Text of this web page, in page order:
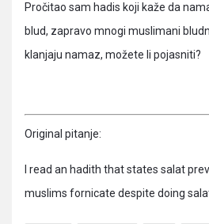
Pročitao sam hadis koji kaže da
blud, zapravo mnogi muslimani
klanjaju namaz, možete li pojasniti?
Original pitanje:
I read an hadith that states salat
muslims fornicate despite doing